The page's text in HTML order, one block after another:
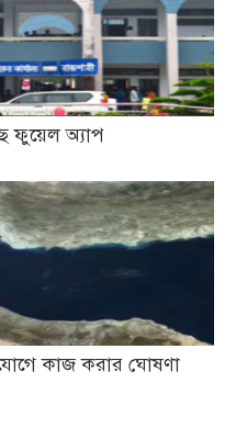
ফুয়েল অ্যাপ
কাজ করার ঘোষণা